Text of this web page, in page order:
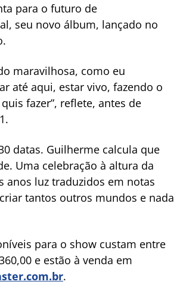
para o futuro de
seu novo álbum, lançado no
maravilhosa, como eu
até aqui, estar vivo, fazendo o
fazer”, reflete, antes de
datas. Guilherme calcula que
Uma celebração à altura da
anos luz traduzidos em notas
tantos outros mundos e nada
para o show custam entre
e estão à venda em
.